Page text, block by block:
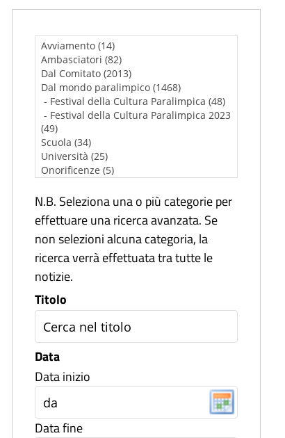
N.B. Seleziona una o più categorie per
effettuare una ricerca avanzata. Se
non selezioni alcuna categoria, la
ricerca verrà effettuata tra tutte le
notizie.
Titolo
Data
Data inizio
Data fine